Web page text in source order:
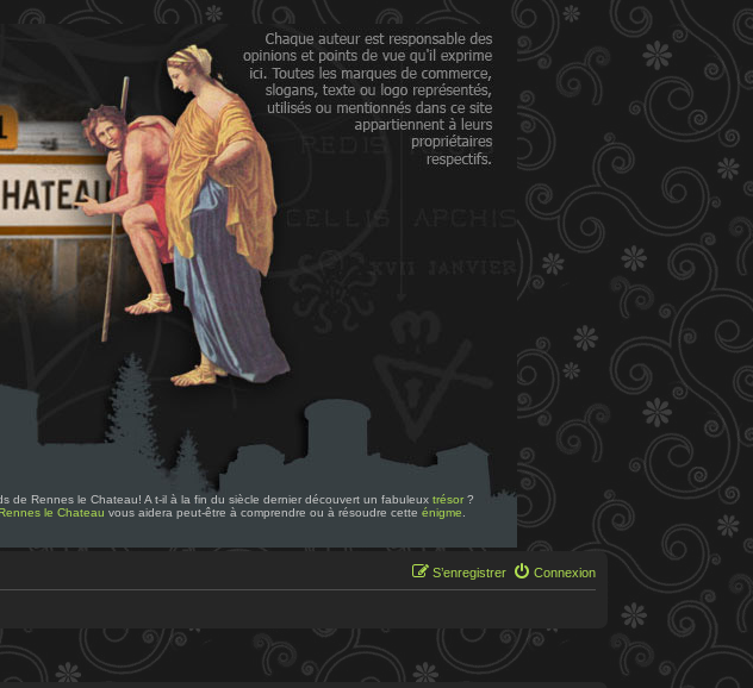
de Rennes le Chateau! A t-il à la fin du siècle dernier découvert un fabuleux trésor ?
le Chateau vous aidera peut-être à comprendre ou à résoudre cette énigme
Connexion
S’enregistrer